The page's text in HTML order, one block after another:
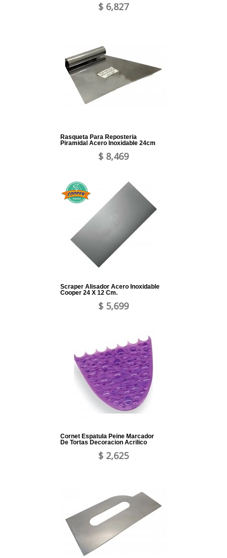
$ 6,827
Rasqueta Para Reposteria
Piramidal Acero Inoxidable 24cm
$ 8,469
Scraper Alisador Acero Inoxidable
Cooper 24 X 12 Cm.
$ 5,699
Cornet Espatula Peine Marcador
De Tortas Decoracion Acrilico
$ 2,625